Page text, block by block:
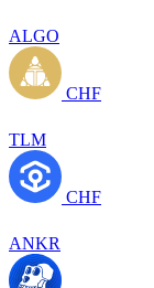
ALGO
CHF
TLM
CHF
ANKR